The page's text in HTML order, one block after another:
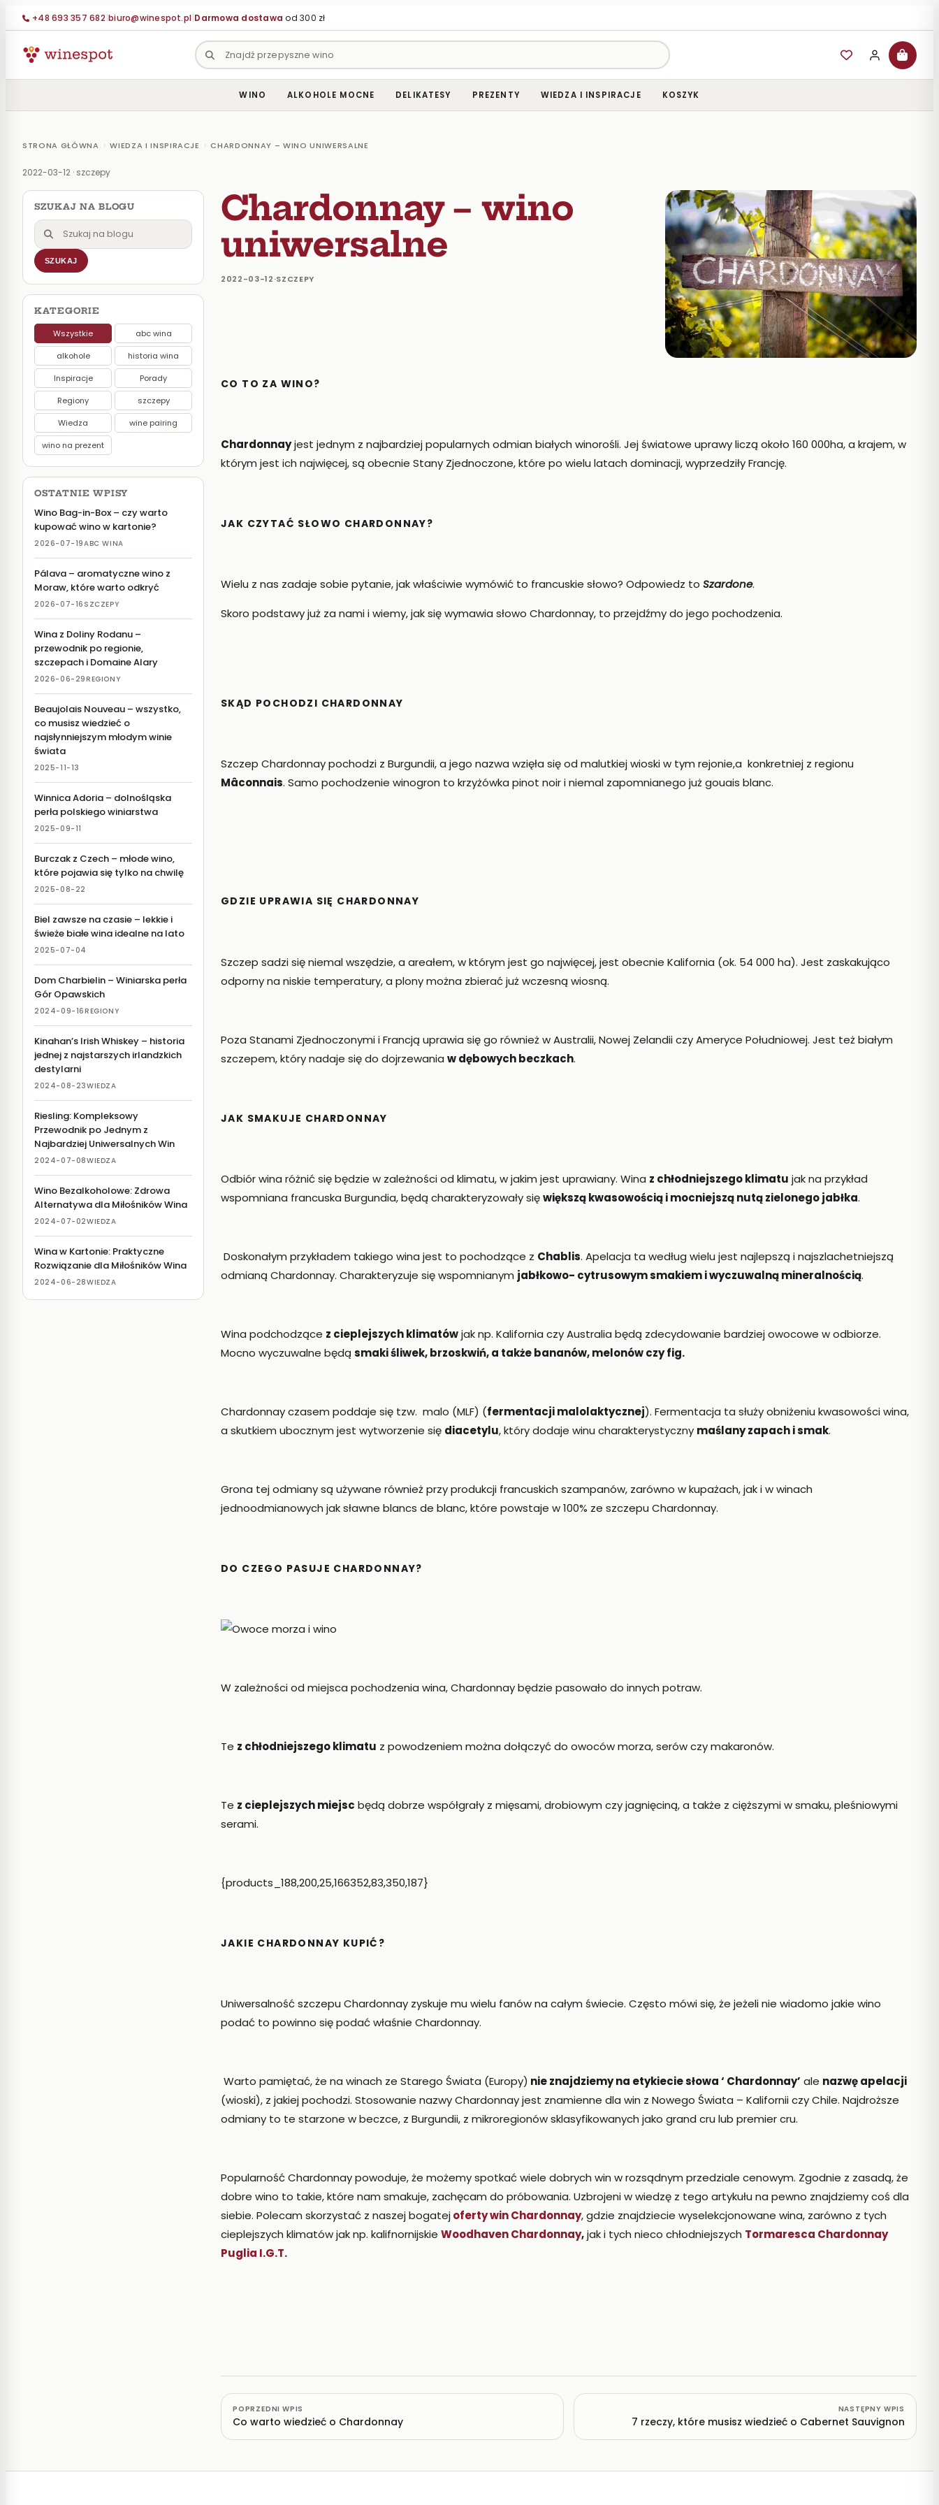
+48 693 357 682|biuro@winespot.pl|Darmowa dostawa od 300 zł
WINO ALKOHOLE MOCNE DELIKATESY PREZENTY WIEDZA I INSPIRACJE KOSZYK
STRONA GŁÓWNA › WIEDZA I INSPIRACJE › CHARDONNAY – WINO UNIWERSALNE
2022-03-12 · szczepy
SZUKAJ NA BLOGU
Szukaj
na
blogu
SZUKAJ
KATEGORIE
Wszystkie
abc wina
alkohole
historia wina
Inspiracje
Porady
Regiony
szczepy
Wiedza
wine pairing
wino na prezent
OSTATNIE WPISY
Wino Bag-in-Box – czy warto
kupować wino w kartonie?
2026-07-19ABC WINA
Pálava – aromatyczne wino z
Moraw, które warto odkryć
2026-07-16 SZCZEPY
Wina z Doliny Rodanu –
przewodnik po regionie,
szczepach i Domaine Alary
2026-06-29REGIONY
Beaujolais Nouveau – wszystko,
co musisz wiedzieć o
najsłynniejszym młodym winie
świata
2025-11-13
Winnica Adoria – dolnośląska
perła polskiego winiarstwa
2025-09-11
Burczak z Czech – młode wino,
które pojawia się tylko na chwilę
2025-08-22
Biel zawsze na czasie – lekkie i
świeże białe wina idealne na lato
2025-07-04
Dom Charbielin – Winiarska perła
Gór Opawskich
2024-09-16REGIONY
Kinahan’s Irish Whiskey – historia
jednej z najstarszych irlandzkich
destylarni
2024-08-23WIEDZA
Riesling: Kompleksowy
Przewodnik po Jednym z
Najbardziej Uniwersalnych Win
2024-07-08WIEDZA
Wino Bezalkoholowe: Zdrowa
Alternatywa dla Miłośników Wina
2024-07-02WIEDZA
Wina w Kartonie: Praktyczne
Rozwiązanie dla Miłośników Wina
2024-06-28WIEDZA
Chardonnay – wino
uniwersalne
2022-03-12·SZCZEPY
CO TO ZA WINO?
Chardonnayjest jednym z najbardziej popularnych odmian białych winorośli. Jej światowe uprawy liczą około 160 000ha, a krajem, w
którym jest ich najwięcej, są obecnie Stany Zjednoczone, które po wielu latach dominacji, wyprzedziły Francję.
JAK CZYTAĆ SŁOWO CHARDONNAY?
Wielu z nas zadaje sobie pytanie, jak właściwie wymówić to francuskie słowo? Odpowiedz to Szardone.
Skoro podstawy już za nami i wiemy, jak się wymawia słowo Chardonnay, to przejdźmy do jego pochodzenia.
SKĄD POCHODZI CHARDONNAY
Szczep Chardonnay pochodzi z Burgundii, a jego nazwa wzięła się od malutkiej wioski w tym rejonie,a konkretniej z regionu
Mâconnais. Samo pochodzenie winogron to krzyżówka pinot noir i niemal zapomnianego już gouais blanc.
GDZIE UPRAWIA SIĘ CHARDONNAY
Szczep sadzi się niemal wszędzie, a areałem, w którym jest go najwięcej, jest obecnie Kalifornia (ok. 54 000 ha). Jest zaskakująco
odporny na niskie temperatury, a plony można zbierać już wczesną wiosną.
Poza Stanami Zjednoczonymi i Francją uprawia się go również w Australii, Nowej Zelandii czy Ameryce Południowej. Jest też białym
szczepem, który nadaje się do dojrzewania w dębowych beczkach.
JAK SMAKUJE CHARDONNAY
Odbiór wina różnić się będzie w zależności od klimatu, w jakim jest uprawiany. Wina z chłodniejszego klimatu jak na przykład
wspomniana francuska Burgundia, będą charakteryzowały sięwiększą kwasowością i mocniejszą nutą zielonego jabłka.
Doskonałym przykładem takiego wina jest to pochodzące z Chablis. Apelacja ta według wielu jest najlepszą i najszlachetniejszą
odmianą Chardonnay. Charakteryzuje się wspomnianym jabłkowo- cytrusowym smakiem i wyczuwalną mineralnością.
Wina podchodzące z cieplejszych klimatówjak np. Kalifornia czy Australia będą zdecydowanie bardziej owocowe w odbiorze.
Mocno wyczuwalne będą smaki śliwek, brzoskwiń, a także bananów, melonów czy fig.
Chardonnay czasem poddaje się tzw. malo (MLF) (fermentacji malolaktycznej). Fermentacja ta służy obniżeniu kwasowości wina,
a skutkiem ubocznym jest wytworzenie się diacetylu, który dodaje winu charakterystyczny maślany zapach i smak.
Grona tej odmiany są używane również przy produkcji francuskich szampanów, zarówno w kupażach, jak i w winach
jednoodmianowych jak sławne blancs de blanc, które powstaje w 100% ze szczepu Chardonnay.
DO CZEGO PASUJE CHARDONNAY?
W zależności od miejsca pochodzenia wina, Chardonnay będzie pasowało do innych potraw.
Te z chłodniejszego klimatu z powodzeniem można dołączyć do owoców morza, serów czy makaronów.
Te z cieplejszych miejsc będą dobrze współgrały z mięsami, drobiowym czy jagnięciną, a także z cięższymi w smaku, pleśniowymi
serami.
{products_188,200,25,166352,83,350,187}
JAKIE CHARDONNAY KUPIĆ?
Uniwersalność szczepu Chardonnay zyskuje mu wielu fanów na całym świecie. Często mówi się, że jeżeli nie wiadomo jakie wino
podać to powinno się podać właśnie Chardonnay.
Warto pamiętać, że na winach ze Starego Świata (Europy) nie znajdziemy na etykiecie słowa ‘ Chardonnay’ ale nazwę apelacji
(wioski), z jakiej pochodzi. Stosowanie nazwy Chardonnay jest znamienne dla win z Nowego Świata – Kalifornii czy Chile. Najdroższe
odmiany to te starzone w beczce, z Burgundii, z mikroregionów sklasyfikowanych jako grand cru lub premier cru.
Popularność Chardonnay powoduje, że możemy spotkać wiele dobrych win w rozsądnym przedziale cenowym. Zgodnie z zasadą, że
dobre wino to takie, które nam smakuje, zachęcam do próbowania. Uzbrojeni w wiedzę z tego artykułu na pewno znajdziemy coś dla
siebie. Polecam skorzystać z naszej bogatejoferty win Chardonnay, gdzie znajdziecie wyselekcjonowane wina, zarówno z tych
cieplejszych klimatów jak np. kalifnornijskie Woodhaven Chardonnay,jak i tych nieco chłodniejszych Tormaresca Chardonnay
Puglia I.G.T.
POPRZEDNI WPIS
Co warto wiedzieć o Chardonnay
NASTĘPNY WPIS
7 rzeczy, które musisz wiedzieć o Cabernet Sauvignon